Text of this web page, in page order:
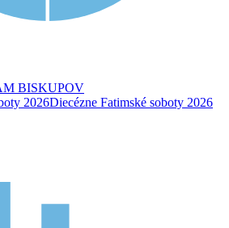
BISKUPOV
Diecézne Fatimské soboty 2026